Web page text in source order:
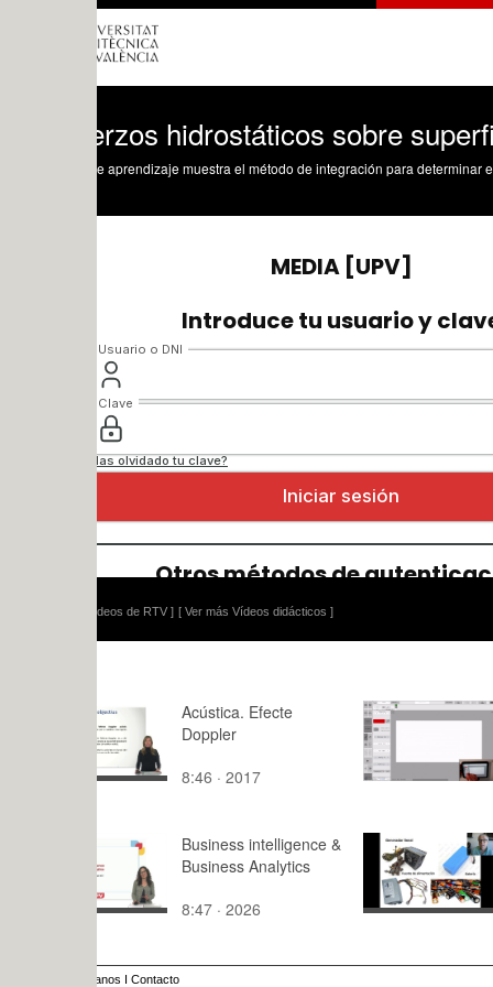
hidrostáticos sobre superficies.
[ Ver más Vídeos didácticos ]
Acústica. Efecte
Doppler
8:46 · 2017
Rough
7:19 · 2022
Business intelligence &
Business Analytics
8:47 · 2026
corriente
15:27 ·